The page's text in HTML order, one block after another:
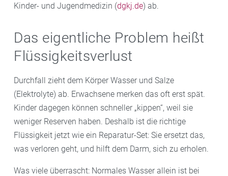
Kinder- und Jugendmedizin (dgkj.de) ab.
Das eigentliche Problem heißt
Flüssigkeitsverlust
Durchfall zieht dem Körper Wasser und Salze
(Elektrolyte) ab. Erwachsene merken das oft erst spät.
Kinder dagegen können schneller „kippen“, weil sie
weniger Reserven haben. Deshalb ist die richtige
Flüssigkeit jetzt wie ein Reparatur-Set: Sie ersetzt das,
was verloren geht, und hilft dem Darm, sich zu erholen.
Was viele überrascht: Normales Wasser allein ist bei